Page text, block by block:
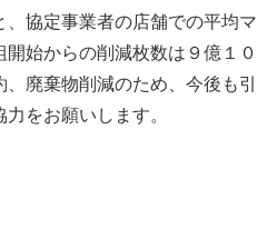
協定事業者の店舗での平均
始からの削減枚数は９億１
廃棄物削減のため、今後も
をお願いします。